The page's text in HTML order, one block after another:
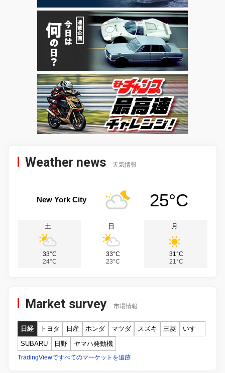
Weather news 天気情報
New York City 25°C
土
33°C
24°C
日
33°C
23°C
月
31°C
21°C
Market survey 市場情報
日経 トヨタ 日産 ホンダ マツダ スズキ 三菱
いすゞ
SUBARU
日野 ヤマハ発動機
TradingViewですべてのマーケットを追跡